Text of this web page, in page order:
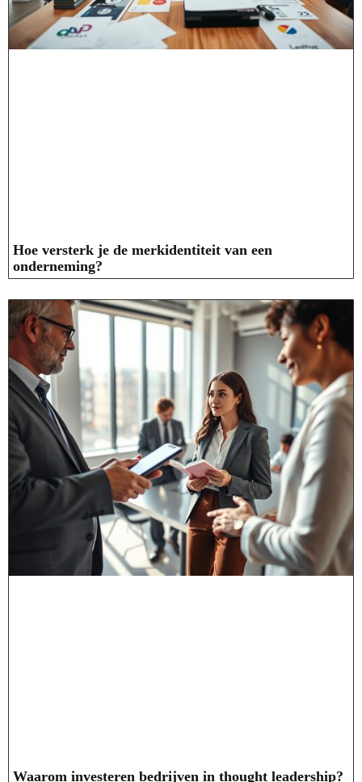
Hoe versterk je de merkidentiteit van een
onderneming?
Waarom investeren bedrijven in thought leadership?